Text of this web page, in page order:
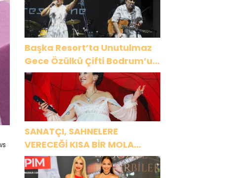
Başka Resort’ta Unutulmaz
Gece Özülkü Çifti Bodrum’u
Büyüledi
SANATÇI, SAHNELERE
VERECEĞİ KISA BİR MOLA
ÖNCESİ 13 AĞUSTOS’TA SON
KEZ HARBİYE’DE OLACAK!